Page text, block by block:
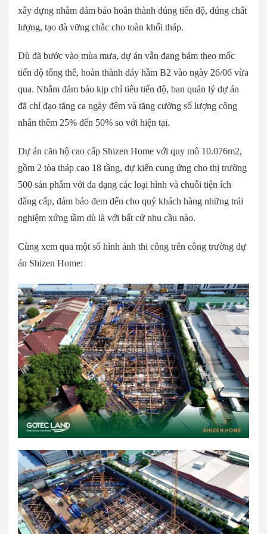
xây dựng nhằm đảm bảo hoàn thành đúng tiến độ, đúng chất
lượng, tạo đà vững chắc cho toàn khối tháp.
Dù đã bước vào mùa mưa, dự án vẫn đang bám theo mốc
tiến độ tổng thể, hoàn thành đáy hầm B2 vào ngày 26/06 vừa
qua. Nhằm đảm bảo kịp chỉ tiêu tiến độ, ban quản lý dự án
đã chỉ đạo tăng ca ngày đêm và tăng cường số lượng công
nhân thêm 25% đến 50% so với hiện tại.
Dự án căn hộ cao cấp Shizen Home với quy mô 10.076m2,
gồm 2 tòa tháp cao 18 tầng, dự kiến cung ứng cho thị trường
500 sản phẩm với đa dạng các loại hình và chuỗi tiện ích
đẳng cấp, đảm bảo đem đến cho quý khách hàng những trải
nghiệm xứng tầm dù là với bất cứ nhu cầu nào.
Cùng xem qua một số hình ảnh thi công trên công trường dự
án Shizen Home: